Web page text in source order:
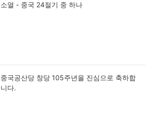
소열 - 중국 24절기 중 하나
중국공산당 창당 105주년을 진심으로 축하합
니다.